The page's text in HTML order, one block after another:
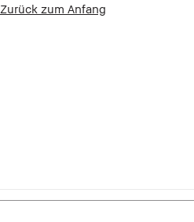
Zurück zum Anfang